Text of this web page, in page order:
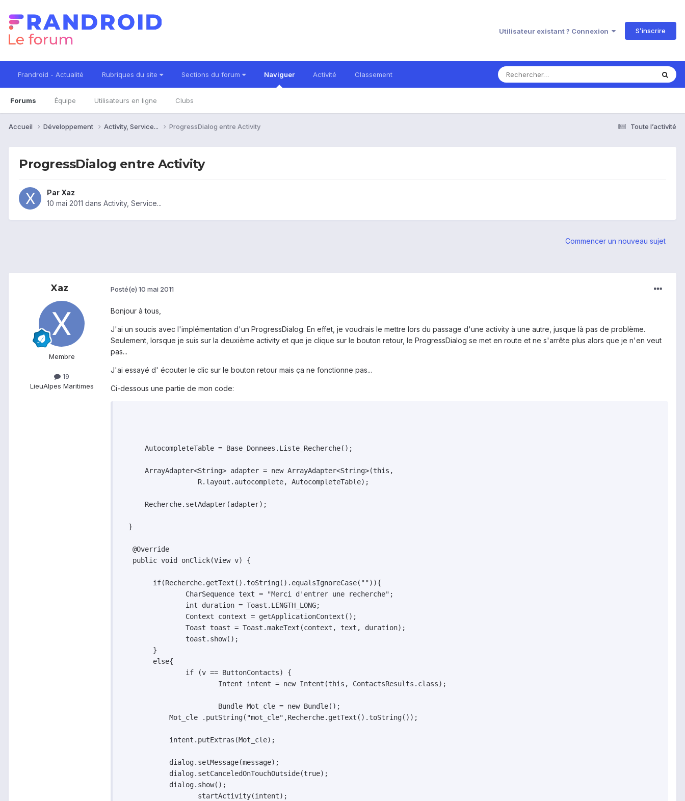
Utilisateur existant ? Connexion S’inscrire
Frandroid - Actualité Rubriques du site Sections du forum Naviguer
Forums Équipe Utilisateurs en ligne Clubs
Activité Classement
Toute l’activité
Accueil Développement Activity, Service... ProgressDialog entre Activity
ProgressDialog entre Activity
Par Xaz
10 mai 2011 dans Activity, Service...
Commencer un nouveau sujet
Xaz
Membre
19
LieuAlpes Maritimes
Posté(e) 10 mai 2011
Bonjour à tous,
J'ai un soucis avec l'implémentation d'un ProgressDialog. En effet, je voudrais le mettre lors du passage d'une activity à une autre, jusque là pas de problème.
Seulement, lorsque je suis sur la deuxième activity et que je clique sur le bouton retour, le ProgressDialog se met en route et ne s'arrête plus alors que je n'en veut
pas...
J'ai essayé d' écouter le clic sur le bouton retour mais ça ne fonctionne pas...
Ci-dessous une partie de mon code:
      AutocompleteTable = Base_Donnees.Liste_Recherche();
      ArrayAdapter<String> adapter = new ArrayAdapter<String>(this,
      Recherche.setAdapter(adapter);
  }
   @Override
   public void onClick(View v) {
            Mot_cle .putString("mot_cle",Recherche.getText().toString());
            intent.putExtras(Mot_cle);
            dialog.setMessage(message);
            dialog.setCanceledOnTouchOutside(true);
            dialog.show();
                   startActivity(intent);